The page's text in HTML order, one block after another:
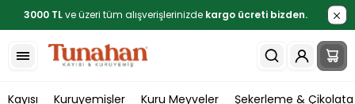
3000 TLve üzeri tüm alışverişlerinizde kargo ücreti bizden.
Kayısı Kuruyemişler Kuru Meyveler Şekerleme & Çikolata